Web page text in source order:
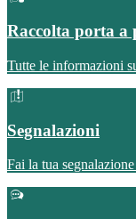
Raccolta porta
Tutte le informazioni
Segnalazioni
Fai la tua